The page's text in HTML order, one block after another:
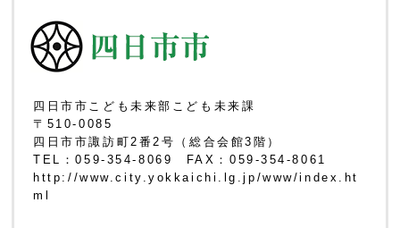
四日市市こども未来部こども未来課
〒510-0085
四日市市諏訪町2番2号（総合会館3階）
TEL：059-354-8069 FAX：059-354-8061
http://www.city.yokkaichi.lg.jp/www/index.ht
ml